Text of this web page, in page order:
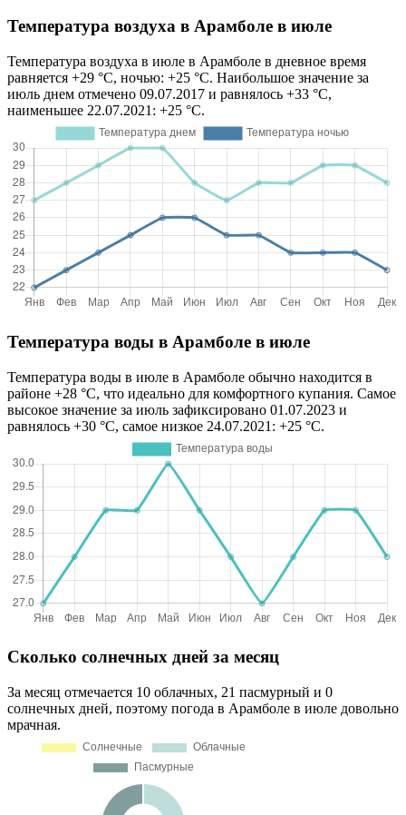
Температура воздуха в Арамболе в июле
Температура воздуха в июле в Арамболе в дневное время
равняется +29 °C, ночью: +25 °C. Наибольшое значение за
июль днем отмечено 09.07.2017 и равнялось +33 °C,
наименьшее 22.07.2021: +25 °C.
Температура воды в Арамболе в июле
Температура воды в июле в Арамболе обычно находится в
районе +28 °C, что идеально для комфортного купания. Самое
высокое значение за июль зафиксировано 01.07.2023 и
равнялось +30 °C, самое низкое 24.07.2021: +25 °C.
Сколько солнечных дней за месяц
За месяц отмечается 10 облачных, 21 пасмурный и 0
солнечных дней, поэтому погода в Арамболе в июле довольно
мрачная.